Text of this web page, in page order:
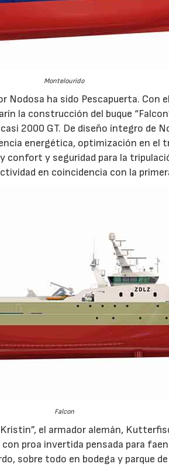
Montelourido
Nodosa ha sido Pescapuerta. Con
la construcción del buque
2000 GT. De diseño íntegro de
energética, optimización en el
confort y seguridad para la
en coincidencia con la
Falcon
el armador alemán,
proa invertida pensada para
sobre todo en bodega y parque